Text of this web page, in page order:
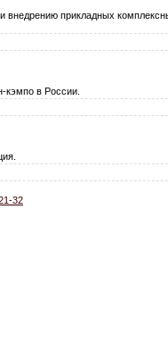
внедрению прикладных
в России.
32